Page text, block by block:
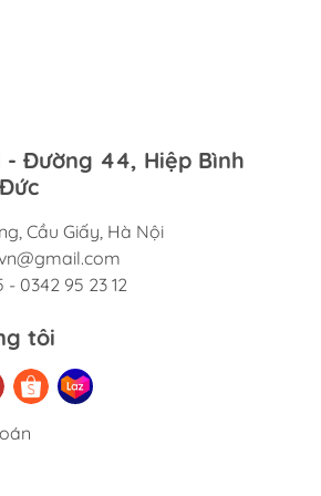
- Đường 44, Hiệp Bình
Cầu Giấy, Hà Nội
- 0342 95 23 12
tôi